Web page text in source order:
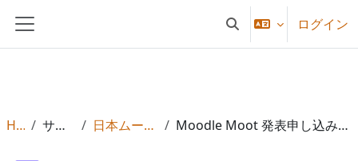
サイドパネル 検索入力に切り替える
ログイン
Home サイトページ 日本ムードル協会告知板 Moodle Moot 発表申し込み締切迫る Deadline approaching